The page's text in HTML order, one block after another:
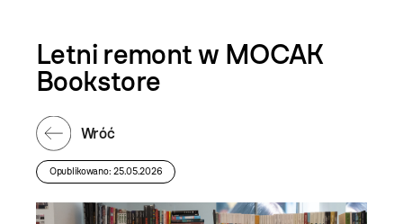
Letni remont w MOCAK
Bookstore
Wróć
Opublikowano: 25.05.2026